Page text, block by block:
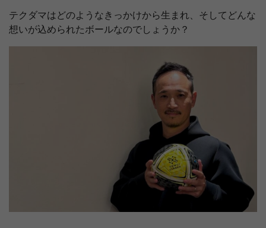
テクダマはどのようなきっかけから生まれ、そしてどんな
想いが込められたボールなのでしょうか？